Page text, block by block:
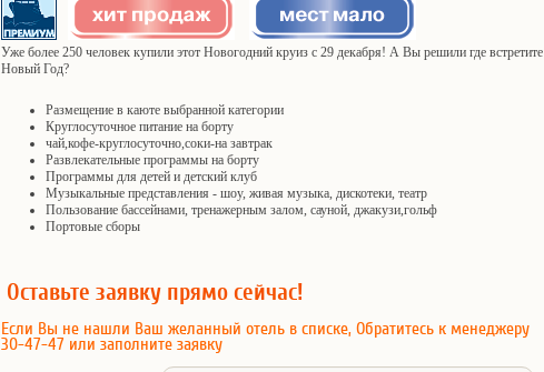
Уже более 250 человек купили этот Новогодний круиз с 29 декабря! А Вы решили где встретите
Новый Год?
Размещение в каюте выбранной категории
Круглосуточное питание на борту
чай,кофе-круглосуточно,соки-на завтрак
Развлекательные программы на борту
Программы для детей и детский клуб
Музыкальные представления - шоу, живая музыка, дискотеки, театр
Пользование бассейнами, тренажерным залом, сауной, джакузи,гольф
Портовые сборы
Оставьте заявку прямо сейчас!
Если Вы не нашли Ваш желанный отель в списке, Обратитесь к менеджеру
30-47-47 или заполните заявку